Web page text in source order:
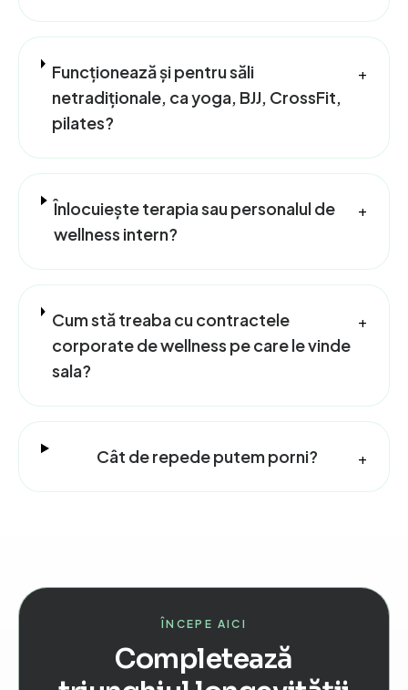
Funcționează și pentru săli
netradiționale, ca yoga, BJJ, CrossFit,
pilates?
+
Înlocuiește terapia sau personalul de
wellness intern?
+
Cum stă treaba cu contractele
corporate de wellness pe care le vinde
sala?
+
Cât de repede putem porni? +
ÎNCEPE AICI
Completează